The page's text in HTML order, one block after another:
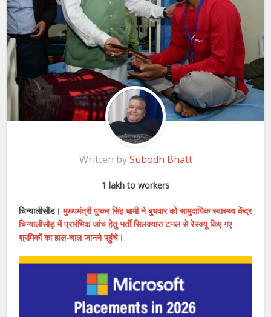
Written bySubodh Bhatt
1 lakh to workers
चिन्यालीसौंड।मुख्यमंत्री पुष्कर सिंह धामी ने बुधवार को सामुदायिक स्वास्थ्य केंद्र
चिन्यालीसौड़ में प्रारंभिक जांच हेतु भर्ती सिलक्यारा टनल से रेस्क्यू किए गए
श्रमिकों का हाल-चाल जानने पहुंचे।